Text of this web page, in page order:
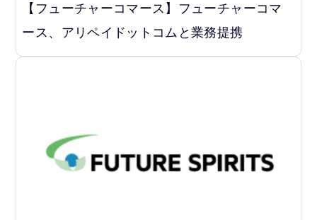
【フューチャーコマース】フューチャーコマ
ース、アリペイドットコムと業務提携